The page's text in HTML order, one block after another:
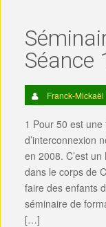
Séance
Franck-
1 Pour 50 est
d’interconnexion
en 2008. C’est
dans le corps de
faire des enfants
séminaire de
[…]